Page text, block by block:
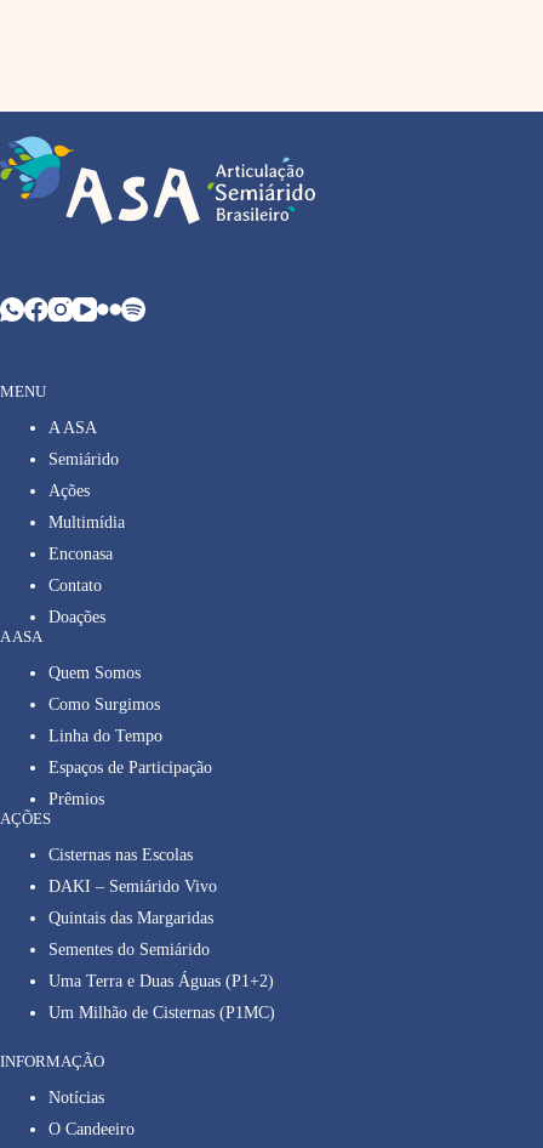
MENU
A ASA
Semiárido
Ações
Multimídia
Enconasa
Contato
Doações
A ASA
Quem Somos
Como Surgimos
Linha do Tempo
Espaços de Participação
Prêmios
AÇÕES
Cisternas nas Escolas
DAKI – Semiárido Vivo
Quintais das Margaridas
Sementes do Semiárido
Uma Terra e Duas Águas (P1+2)
Um Milhão de Cisternas (P1MC)
INFORMAÇÃO
Notícias
O Candeeiro